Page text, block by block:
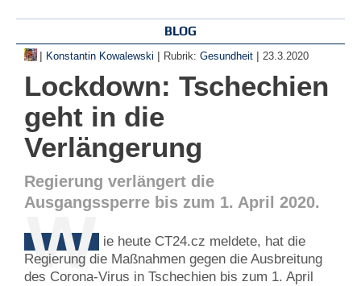
BLOG
| Konstantin Kowalewski | Rubrik: Gesundheit | 23.3.2020
Lockdown: Tschechien
geht in die
Verlängerung
Regierung verlängert die
Ausgangssperre bis zum 1. April 2020.
W ie heute CT24.cz meldete, hat die
Regierung die Maßnahmen gegen die Ausbreitung
des Corona-Virus in Tschechien bis zum 1. April